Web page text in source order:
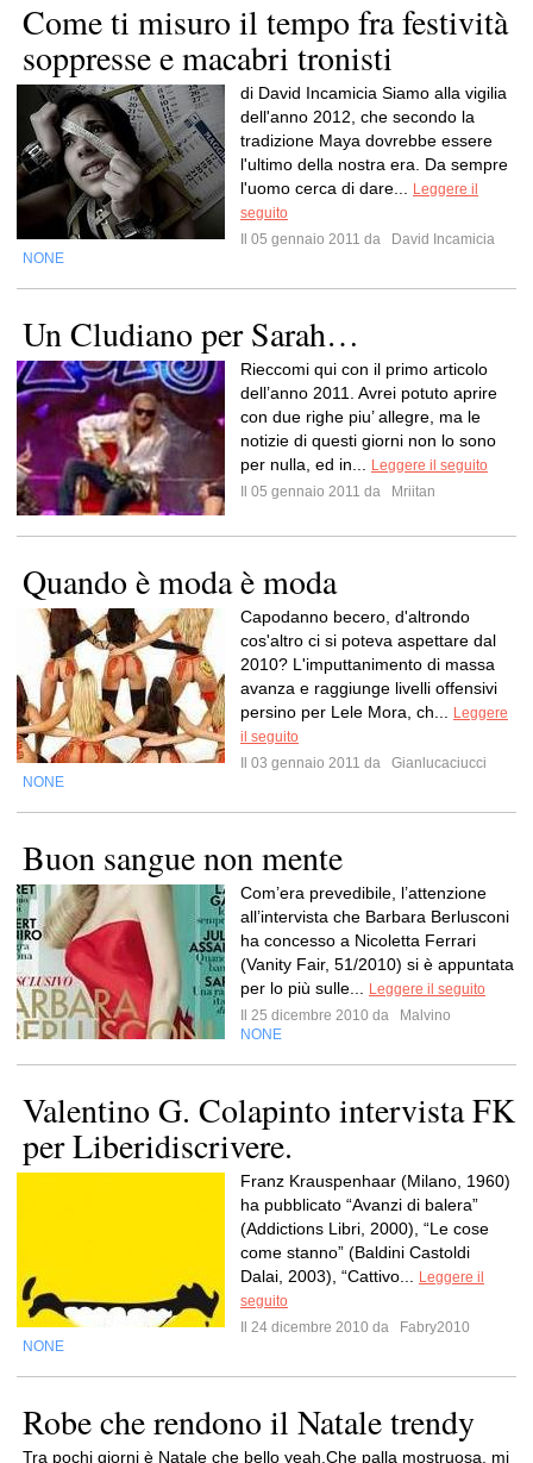
Come ti misuro il tempo fra festività
soppresse e macabri tronisti
di David Incamicia Siamo alla vigilia
dell'anno 2012, che secondo la
tradizione Maya dovrebbe essere
l'ultimo della nostra era. Da sempre
l'uomo cerca di dare...
Leggere il
seguito
Il 05 gennaio 2011 da
David Incamicia
NONE
Un Cludiano per Sarah…
Rieccomi qui con il primo articolo
dell’anno 2011. Avrei potuto aprire
con due righe piu’ allegre, ma le
notizie di questi giorni non lo sono
per nulla, ed in...
Leggere il seguito
Il 05 gennaio 2011 da
Mriitan
Quando è moda è moda
Capodanno becero, d'altrondo
cos'altro ci si poteva aspettare dal
2010? L'imputtanimento di massa
avanza e raggiunge livelli offensivi
persino per Lele Mora, ch...
Leggere
il seguito
Il 03 gennaio 2011 da
Gianlucaciucci
NONE
Buon sangue non mente
Com’era prevedibile, l’attenzione
all’intervista che Barbara Berlusconi
ha concesso a Nicoletta Ferrari
(Vanity Fair, 51/2010) si è appuntata
per lo più sulle...
Leggere il seguito
Il 25 dicembre 2010 da
Malvino
NONE
Valentino G. Colapinto intervista FK
per Liberidiscrivere.
Franz Krauspenhaar (Milano, 1960)
ha pubblicato “Avanzi di balera”
(Addictions Libri, 2000), “Le cose
come stanno” (Baldini Castoldi
Dalai, 2003), “Cattivo...
Leggere il
seguito
Il 24 dicembre 2010 da
Fabry2010
NONE
Robe che rendono il Natale trendy
Tra pochi giorni è Natale che bello yeah.Che palla mostruosa, mi